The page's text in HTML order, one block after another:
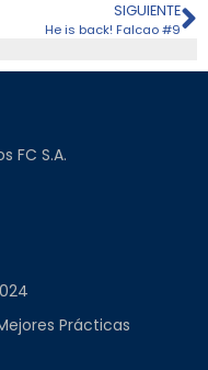
SIGUIENTE
He is back! Falcao #9
FC S.A.
Prácticas